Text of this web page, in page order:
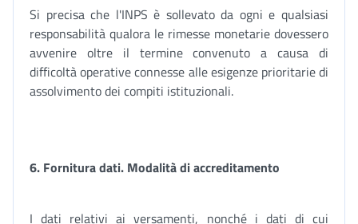
Si precisa che l'INPS è sollevato da ogni e qualsiasi
responsabilità qualora le rimesse monetarie dovessero
avvenire oltre il termine convenuto a causa di
difficoltà operative connesse alle esigenze prioritarie di
assolvimento dei compiti istituzionali.
6. Fornitura dati. Modalità di accreditamento
I dati relativi ai versamenti, nonché i dati di cui